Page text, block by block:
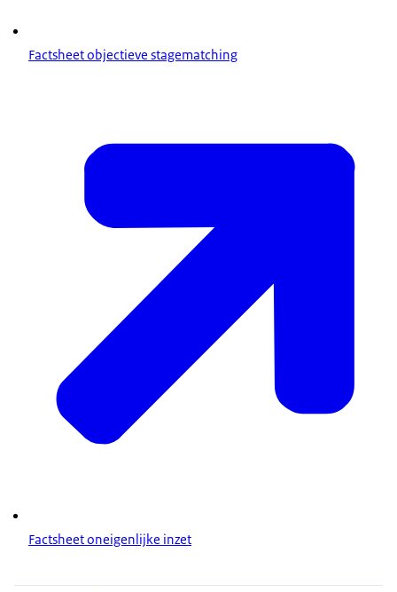
Factsheet objectieve stagematching
Factsheet oneigenlijke inzet